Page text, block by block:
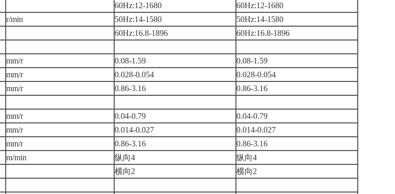
60Hz:12-1680
60Hz:12-1680
r/min 50Hz:14-1580
50Hz:14-1580
60Hz:16.8-1896
60Hz:16.8-1896
mm/r 0.08-1.59
0.08-1.59
mm/r 0.028-0.054
0.028-0.054
mm/r 0.86-3.16
0.86-3.16
mm/r 0.04-0.79
0.04-0.79
mm/r 0.014-0.027
0.014-0.027
mm/r 0.86-3.16
0.86-3.16
m/min 纵向4
纵向4
横向2
横向2